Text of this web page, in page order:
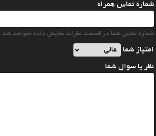
شماره تماس همراه
شماره تماس شما در قسمت نظرات نمایش داده نخواهد شد.
امتیاز شما
نظر یا سوال شما